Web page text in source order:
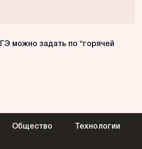
можно задать по “горячей
Общество Технологии